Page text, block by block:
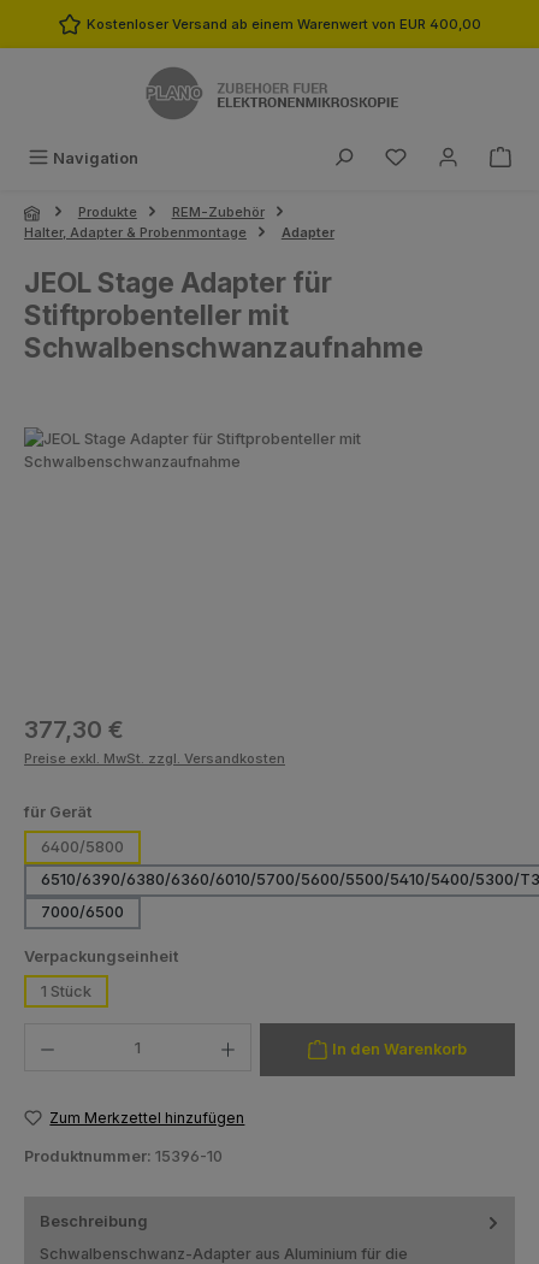
Zum Hauptinhalt springen
Kostenloser Versand ab einem Warenwert von EUR 400,00
Navigation Du hast 0
Produkte
REM-Zubehör
Halter, Adapter & Probenmontage
Adapter
JEOL Stage Adapter für
Stiftprobenteller mit
Schwalbenschwanzaufnahme
Bildergalerie überspringen
Regulärer Preis:
377,30 €
Preise exkl. MwSt. zzgl. Versandkosten
für Gerätauswählen
6400/5800
6510/6390/6380/6360/6010/5700/5600/5500/5410/5400/5300/
7000/6500
Verpackungseinheitauswählen
1 Stück
In den Warenkorb
Zum Merkzettel hinzufügen
Produktnummer: 15396-10
Beschreibung
Schwalbenschwanz-Adapter aus Aluminium für die